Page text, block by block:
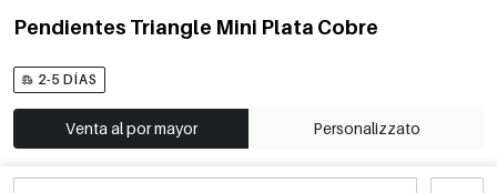
Pendientes Triangle Mini Plata Cobre
2-5 DÍAS
Venta al por mayor Personalizzato